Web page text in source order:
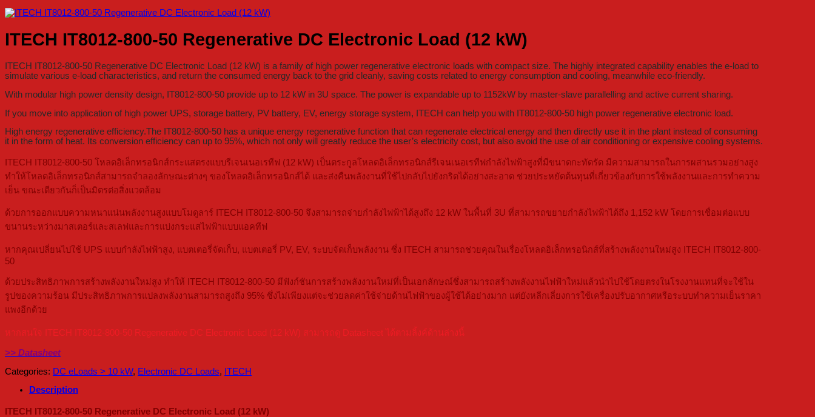
ITECH IT8012-800-50 Regenerative DC Electronic Load (12 kW)
ITECH IT8012-800-50 Regenerative DC Electronic Load (12 kW) is a family of high power regenerative electronic loads with compact size. The highly integrated capability enables the e-load to
simulate various e-load characteristics, and return the consumed energy back to the grid cleanly, saving costs related to energy consumption and cooling, meanwhile eco-friendly.
With modular high power density design, IT8012-800-50 provide up to 12 kW in 3U space. The power is expandable up to 1152kW by master-slave parallelling and active current sharing.
If you move into application of high power UPS, storage battery, PV battery, EV, energy storage system, ITECH can help you with IT8012-800-50 high power regenerative electronic load.
High energy regenerative efficiency.The IT8012-800-50 has a unique energy regenerative function that can regenerate electrical energy and then directly use it in the plant instead of consuming
it in the form of heat. Its conversion efficiency can up to 95%, which not only will greatly reduce the user’s electricity cost, but also avoid the use of air conditioning or expensive cooling systems.
ITECH IT8012-800-50 โหลดอิเล็กทรอนิกส์กระแสตรงแบบรีเจนเนอเรทีฟ (12 kW) เป็นตระกูลโหลดอิเล็กทรอนิกส์รีเจนเนอเรทีฟกำลังไฟฟ้าสูงที่มีขนาดกะทัดรัด มีความสามารถในการผสานรวมอย่างสูง
ทำให้โหลดอิเล็กทรอนิกส์สามารถจำลองลักษณะต่างๆ ของโหลดอิเล็กทรอนิกส์ได้ และส่งคืนพลังงานที่ใช้ไปกลับไปยังกริดได้อย่างสะอาด ช่วยประหยัดต้นทุนที่เกี่ยวข้องกับการใช้พลังงานและการทำความ
เย็น ขณะเดียวกันก็เป็นมิตรต่อสิ่งแวดล้อม
ด้วยการออกแบบความหนาแน่นพลังงานสูงแบบโมดูลาร์ ITECH IT8012-800-50 จึงสามารถจ่ายกำลังไฟฟ้าได้สูงถึง 12 kW ในพื้นที่ 3U ที่สามารถขยายกำลังไฟฟ้าได้ถึง 1,152 kW โดยการเชื่อมต่อแบบ
ขนานระหว่างมาสเตอร์และสเลฟและการแบ่งกระแสไฟฟ้าแบบแอคทีฟ
หากคุณเปลี่ยนไปใช้ UPS แบบกำลังไฟฟ้าสูง, แบตเตอรี่จัดเก็บ, แบตเตอรี่ PV, EV, ระบบจัดเก็บพลังงาน ซึ่ง ITECH สามารถช่วยคุณในเรื่องโหลดอิเล็กทรอนิกส์ที่สร้างพลังงานใหม่สูง ITECH IT8012-800-
50
ด้วยประสิทธิภาพการสร้างพลังงานใหม่สูง ทำให้ ITECH IT8012-800-50 มีฟังก์ชันการสร้างพลังงานใหม่ที่เป็นเอกลักษณ์ซึ่งสามารถสร้างพลังงานไฟฟ้าใหม่แล้วนำไปใช้โดยตรงในโรงงานแทนที่จะใช้ใน
รูปของความร้อน มีประสิทธิภาพการแปลงพลังงานสามารถสูงถึง 95% ซึ่งไม่เพียงแต่จะช่วยลดค่าใช้จ่ายด้านไฟฟ้าของผู้ใช้ได้อย่างมาก แต่ยังหลีกเลี่ยงการใช้เครื่องปรับอากาศหรือระบบทำความเย็นราคา
แพงอีกด้วย
หากสนใจ ITECH IT8012-800-50 Regenerative DC Electronic Load (12 kW) สามารถดู Datasheet ได้ตามลิ้งค์ด้านล่างนี้
>> Datasheet
Categories: DC eLoads > 10 kW, Electronic DC Loads, ITECH
Description
ITECH IT8012-800-50 Regenerative DC Electronic Load (12 kW)